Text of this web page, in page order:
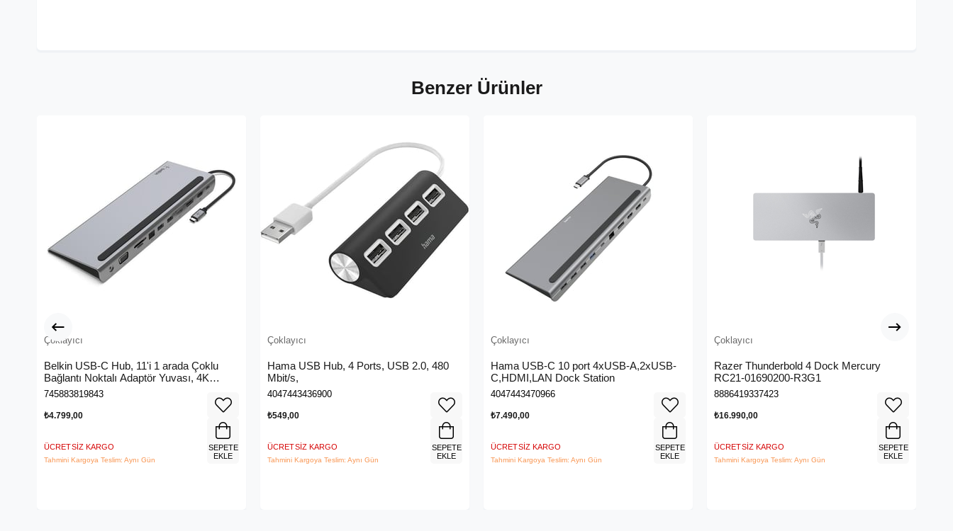
Benzer Ürünler
Çoklayıcı
Belkin USB-C Hub, 11'i 1 arada Çoklu
Bağlantı Noktalı Adaptör Yuvası, 4K
HDMI, DisplayPort, VGA, USB-C ve
100W, Bağlı Cihazdan Şarj Etmek İçin, 3x
USB A, Gigabit Ethernet, SD, MicroSD,
745883819843
₺4.799,00
ÜCRETSIZ KARGO
Tahmini Kargoya Teslim: Aynı Gün
SEPETE
EKLE
Çoklayıcı
Hama USB Hub, 4 Ports, USB 2.0, 480
Mbit/s,
4047443436900
₺549,00
ÜCRETSIZ KARGO
Tahmini Kargoya Teslim: Aynı Gün
SEPETE
EKLE
Çoklayıcı
Hama USB-C 10 port 4xUSB-A,2xUSB-
C,HDMI,LAN Dock Station
4047443470966
₺7.490,00
ÜCRETSIZ KARGO
Tahmini Kargoya Teslim: Aynı Gün
SEPETE
EKLE
Çoklayıcı
Razer Thunderbold 4 Dock Mercury
RC21-01690200-R3G1
8886419337423
₺16.990,00
ÜCRETSIZ KARGO
Tahmini Kargoya Teslim: Aynı Gün
SEPETE
EKLE